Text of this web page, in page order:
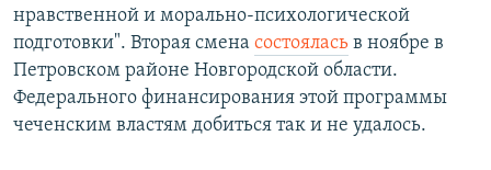
нравственной и морально-психологической
подготовки". Вторая смена состоялась в ноябре в
Петровском районе Новгородской области.
Федерального финансирования этой программы
чеченским властям добиться так и не удалось.